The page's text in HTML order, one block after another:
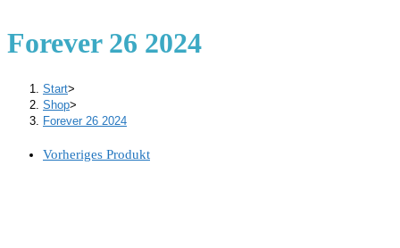
Forever 26 2024
Start>
Shop>
Forever 26 2024
Vorheriges Produkt